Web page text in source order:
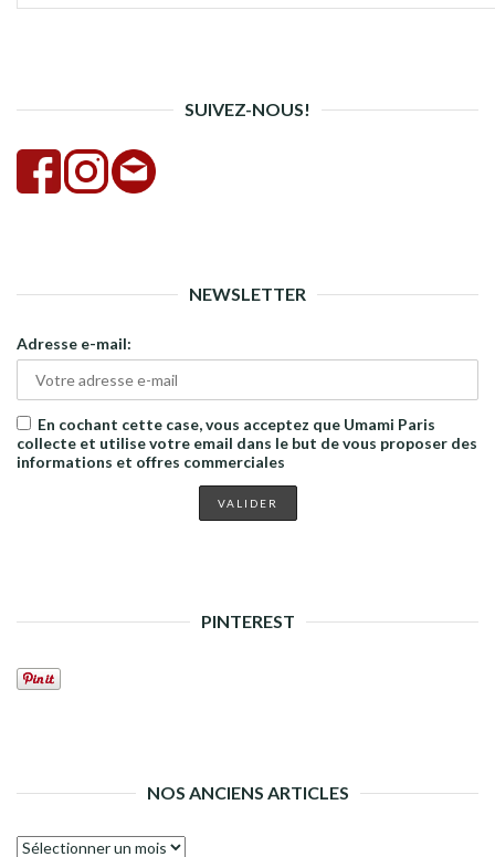
SUIVEZ-NOUS!
NEWSLETTER
Adresse e-mail:
En cochant cette case, vous acceptez que Umami Paris
collecte et utilise votre email dans le but de vous proposer des
informations et offres commerciales
PINTEREST
NOS ANCIENS ARTICLES
Nos